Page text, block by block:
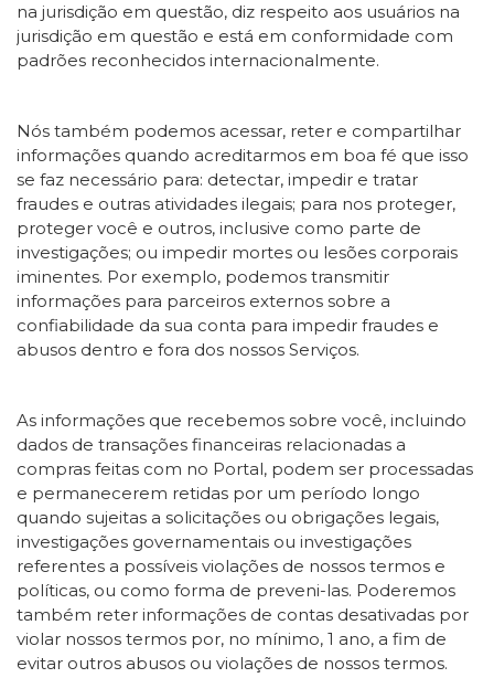
na jurisdição em questão, diz respeito aos usuários na
jurisdição em questão e está em conformidade com
padrões reconhecidos internacionalmente.
Nós também podemos acessar, reter e compartilhar
informações quando acreditarmos em boa fé que isso
se faz necessário para: detectar, impedir e tratar
fraudes e outras atividades ilegais; para nos proteger,
proteger você e outros, inclusive como parte de
investigações; ou impedir mortes ou lesões corporais
iminentes. Por exemplo, podemos transmitir
informações para parceiros externos sobre a
confiabilidade da sua conta para impedir fraudes e
abusos dentro e fora dos nossos Serviços.
As informações que recebemos sobre você, incluindo
dados de transações financeiras relacionadas a
compras feitas com no Portal, podem ser processadas
e permanecerem retidas por um período longo
quando sujeitas a solicitações ou obrigações legais,
investigações governamentais ou investigações
referentes a possíveis violações de nossos termos e
políticas, ou como forma de preveni-las. Poderemos
também reter informações de contas desativadas por
violar nossos termos por, no mínimo, 1 ano, a fim de
evitar outros abusos ou violações de nossos termos.